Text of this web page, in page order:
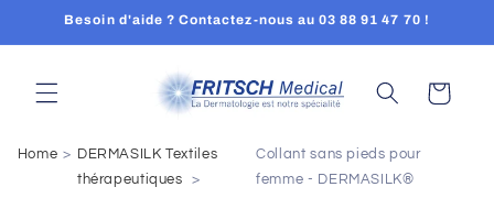
Skip to
Besoin d'aide ? Contactez-nous au 03 88 91 47 70 !
Cart
Home
DERMASILK Textiles
thérapeutiques
Collant sans pieds pour
femme - DERMASILK®